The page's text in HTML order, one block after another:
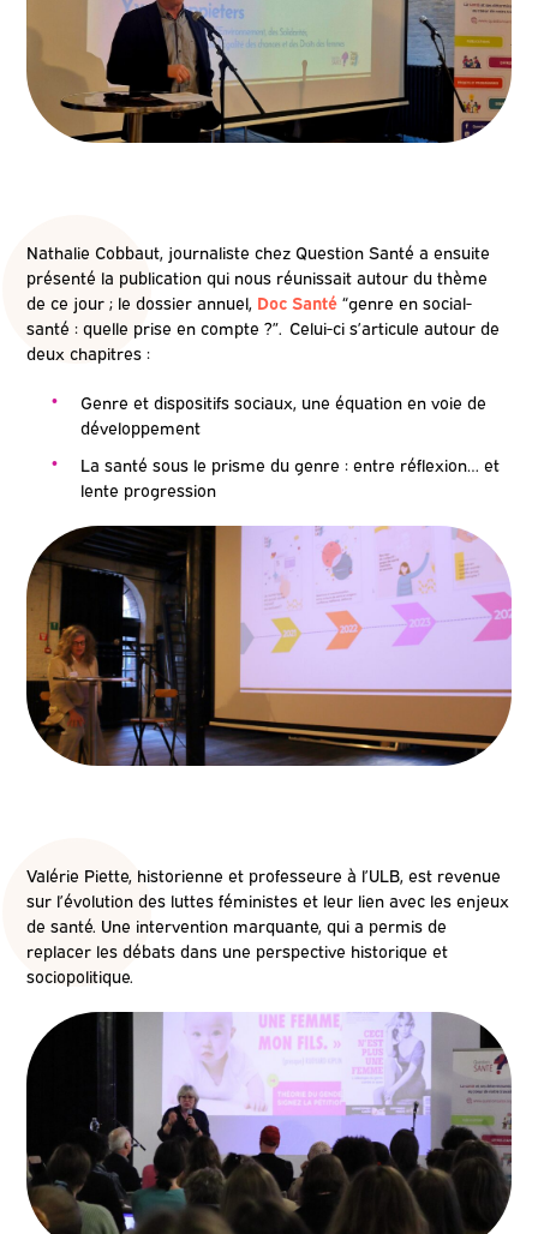
Nathalie Cobbaut, journaliste chez Question Santé a ensuite
présenté la publication qui nous réunissait autour du thème
de ce jour ; le dossier annuel, Doc Santé “genre en social-
santé : quelle prise en compte ?”. Celui-ci s’articule autour de
deux chapitres :
Genre et dispositifs sociaux, une équation en voie de
développement
La santé sous le prisme du genre : entre réflexion… et
lente progression
Valérie Piette, historienne et professeure à l’ULB, est revenue
sur l’évolution des luttes féministes et leur lien avec les enjeux
de santé. Une intervention marquante, qui a permis de
replacer les débats dans une perspective historique et
sociopolitique.